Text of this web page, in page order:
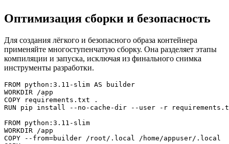
Оптимизация сборки и безопасность
Для создания лёгкого и безопасного образа контейнера
применяйте многоступенчатую сборку. Она разделяет этапы
компиляции и запуска, исключая из финального снимка
инструменты разработки.
FROM python:3.11-slim AS builder
WORKDIR /app
COPY requirements.txt .
RUN pip install --no-cache-dir --user -r
FROM python:3.11-slim
WORKDIR /app
COPY --from=builder /root/.local /home/appuser/.local